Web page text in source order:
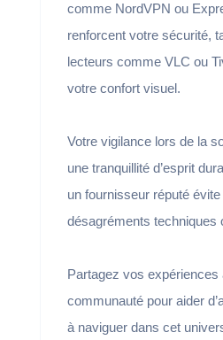
comme NordVPN ou
renforcent votre sécurité,
lecteurs comme VLC ou
votre confort visuel.
Votre vigilance lors de la
une tranquillité d’esprit
un fournisseur réputé
désagréments techniques
Partagez vos expériences
communauté pour aider
à naviguer dans cet